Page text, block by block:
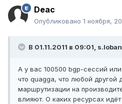
Deac
Опубликовано 1 ноября,
В 01.11.2011 в 09:01,
А у вас 100500 bgp-сессий
что quagga, что любой другой
маршрутизации на
влияют. О каких ресурсах идёт